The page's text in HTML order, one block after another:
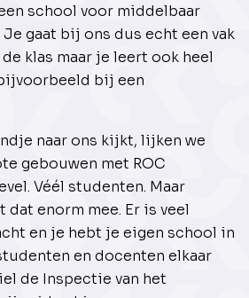
school voor middelbaar
gaat bij ons dus echt een vak
klas maar je leert ook heel
bij een
naar ons kijkt, lijken we
gebouwen met ROC
Véél studenten. Maar
dat enorm mee. Er is veel
en je hebt je eigen school in
en docenten elkaar
de Inspectie van het